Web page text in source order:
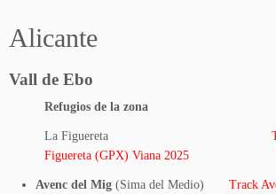
Alicante
Vall de Ebo
Refugios de la zona
La Figuereta
Figuereta (GPX) Viana 2025
Avenc del Mig (Sima del Medio) Track